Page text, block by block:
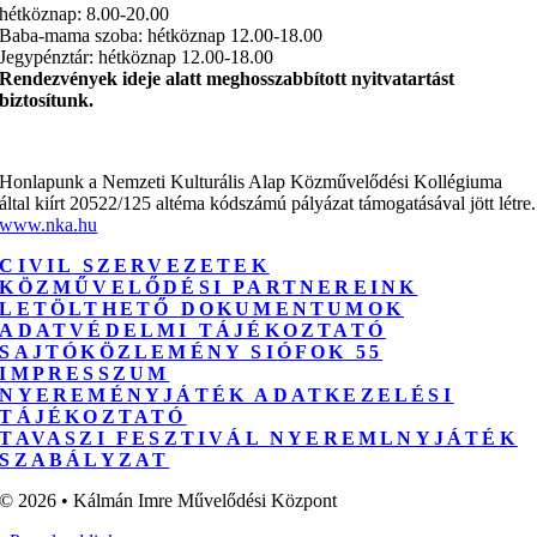
hétköznap: 8.00-20.00
Baba-mama szoba: hétköznap 12.00-18.00
Jegypénztár: hétköznap 12.00-18.00
Rendezvények ideje alatt meghosszabbított nyitvatartást
biztosítunk.
Honlapunk a Nemzeti Kulturális Alap Közművelődési Kollégiuma
által kiírt 20522/125 altéma kódszámú pályázat támogatásával jött létre.
www.nka.hu
CIVIL SZERVEZETEK
KÖZMŰVELŐDÉSI PARTNEREINK
LETÖLTHETŐ DOKUMENTUMOK
ADATVÉDELMI TÁJÉKOZTATÓ
SAJTÓKÖZLEMÉNY SIÓFOK 55
IMPRESSZUM
NYEREMÉNYJÁTÉK ADATKEZELÉSI
TÁJÉKOZTATÓ
TAVASZI FESZTIVÁL NYEREMLNYJÁTÉK
SZABÁLYZAT
© 2026 • Kálmán Imre Művelődési Központ